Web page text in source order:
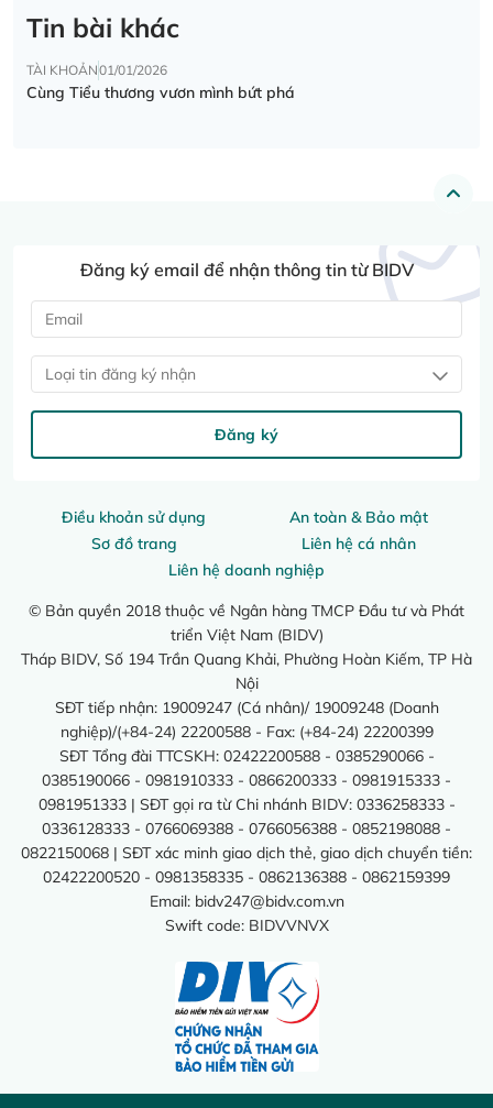
Tin bài khác
TÀI KHOẢN01/01/2026
Cùng Tiểu thương vươn mình bứt phá
Điều khoản sử dụng
An toàn & Bảo mật
Sơ đồ trang
Liên hệ cá nhân
Liên hệ doanh nghiệp
© Bản quyền 2018 thuộc về Ngân hàng TMCP Đầu tư và Phát
triển Việt Nam (BIDV)
Tháp BIDV, Số 194 Trần Quang Khải, Phường Hoàn Kiếm, TP Hà
Nội
SĐT tiếp nhận: 19009247 (Cá nhân)/ 19009248 (Doanh
nghiệp)/(+84-24) 22200588 - Fax: (+84-24) 22200399
SĐT Tổng đài TTCSKH: 02422200588 - 0385290066 -
0385190066 - 0981910333 - 0866200333 - 0981915333 -
0981951333 | SĐT gọi ra từ Chi nhánh BIDV: 0336258333 -
0336128333 - 0766069388 - 0766056388 - 0852198088 -
0822150068 | SĐT xác minh giao dịch thẻ, giao dịch chuyển tiền:
02422200520 - 0981358335 - 0862136388 - 0862159399
Email: bidv247@bidv.com.vn
Swift code: BIDVVNVX
Đăng ký email để nhận thông tin từ BIDV
Loại tin đăng ký nhận
Đăng ký